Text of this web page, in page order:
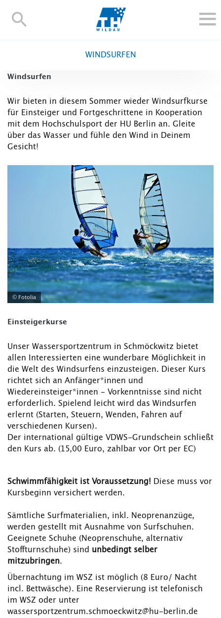
TH-
FORSCHUNG UND TRANSFER
ALUMNI
HOCHSCHULE
INTERNATIONAL
BESCHÄFTIGTE
Blogs Kontakt und Anfahrt Webmail Moodle
TH Online-Portal Personensuche English
WINDSURFEN
Windsurfen
Wir bieten in diesem Sommer wieder Windsurfkurse
für Einsteiger und Fortgeschrittene in Kooperation
mit dem Hochschulsport der HU Berlin an. Gleite
über das Wasser und fühle den Wind in Deinem
Gesicht!
© Fotolia
Einsteigerkurse
Unser Wassersportzentrum in Schmöckwitz bietet
allen Interessierten eine wunderbare Möglichkeit in
die Welt des Windsurfens einzusteigen. Dieser Kurs
richtet sich an Anfänger*innen und
Wiedereinsteiger*innen - Vorkenntnisse sind nicht
erforderlich. Spielend leicht wird das Windsurfen
erlernt (Starten, Steuern, Wenden, Fahren auf
verschiedenen Kursen).
Der international gültige VDWS-Grundschein schließt
den Kurs ab. (15,00 Euro, zahlbar vor Ort per EC)
Schwimmfähigkeit ist Voraussetzung! Diese muss vor
Kursbeginn versichert werden.
Sämtliche Surfmaterialien, inkl. Neoprenanzüge,
werden gestellt mit Ausnahme von Surfschuhen.
Geeignete Schuhe (Neoprenschuhe, alternativ
Stoffturnschuhe) sind unbedingt selber
mitzubringen.
Übernachtung im WSZ ist möglich (8 Euro/ Nacht
incl. Bettwäsche). Eine Reservierung ist telefonisch
im WSZ oder unter
wassersportzentrum.schmoeckwitz@hu-berlin.de